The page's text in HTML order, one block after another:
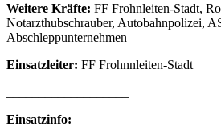
Weitere Kräfte: FF Frohnleiten-Stadt,
Notarzthubschrauber, Autobahnpolizei,
Abschleppunternehmen
Einsatzleiter: FF Frohnnleiten-Stadt
Einsatzinfo: